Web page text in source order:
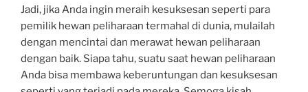
Jadi, jika Anda ingin meraih kesuksesan seperti para
pemilik hewan peliharaan termahal di dunia, mulailah
dengan mencintai dan merawat hewan peliharaan
dengan baik. Siapa tahu, suatu saat hewan peliharaan
Anda bisa membawa keberuntungan dan kesuksesan